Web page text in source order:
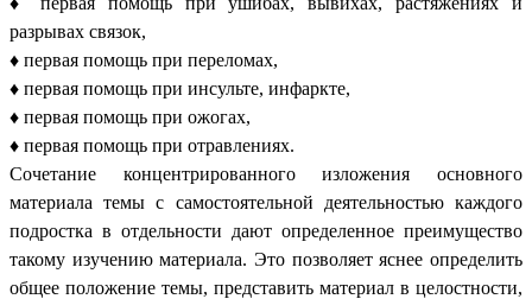
разрывах связок,
♦ первая помощь при переломах,
♦ первая помощь при инсульте, инфаркте,
♦ первая помощь при ожогах,
♦ первая помощь при отравлениях.
Сочетание концентрированного изложения основного
материала темы с самостоятельной деятельностью каждого
подростка в отдельности дают определенное преимущество
такому изучению материала. Это позволяет яснее определить
общее положение темы, представить материал в целостности,